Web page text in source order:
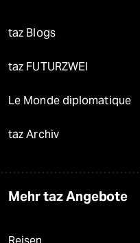
taz Blogs
taz FUTURZWEI
Le Monde diplomatique
taz Archiv
Mehr taz Angebote